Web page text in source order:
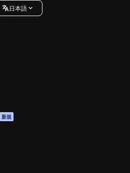
日本語
新規